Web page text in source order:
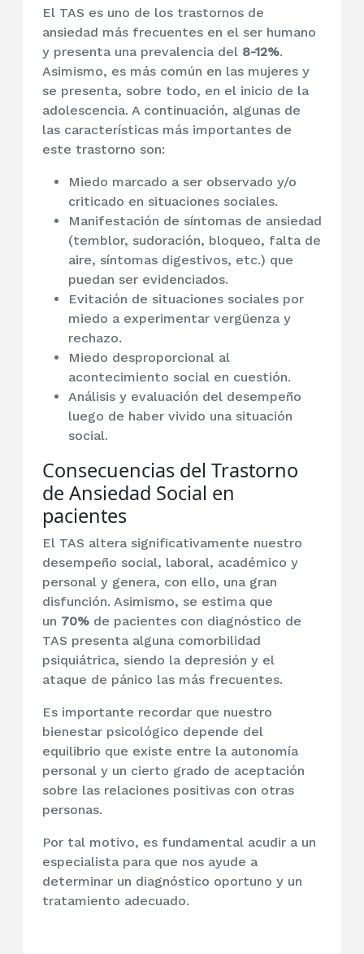
El TAS es uno de los trastornos de
ansiedad más frecuentes en el ser humano
y presenta una prevalencia del 8-12%.
Asimismo, es más común en las mujeres y
se presenta, sobre todo, en el inicio de la
adolescencia. A continuación, algunas de
las características más importantes de
este trastorno son:
Miedo marcado a ser observado y/o
criticado en situaciones sociales.
Manifestación de síntomas de ansiedad
(temblor, sudoración, bloqueo, falta de
aire, síntomas digestivos, etc.) que
puedan ser evidenciados.
Evitación de situaciones sociales por
miedo a experimentar vergüenza y
rechazo.
Miedo desproporcional al
acontecimiento social en cuestión.
Análisis y evaluación del desempeño
luego de haber vivido una situación
social.
Consecuencias del Trastorno
de Ansiedad Social en
pacientes
El TAS altera significativamente nuestro
desempeño social, laboral, académico y
personal y genera, con ello, una gran
disfunción. Asimismo, se estima que
un 70% de pacientes con diagnóstico de
TAS presenta alguna comorbilidad
psiquiátrica, siendo la depresión y el
ataque de pánico las más frecuentes.
Es importante recordar que nuestro
bienestar psicológico depende del
equilibrio que existe entre la autonomía
personal y un cierto grado de aceptación
sobre las relaciones positivas con otras
personas.
Por tal motivo, es fundamental acudir a un
especialista para que nos ayude a
determinar un diagnóstico oportuno y un
tratamiento adecuado.